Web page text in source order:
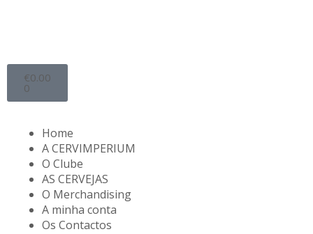
€0.00
0
Home
A CERVIMPERIUM
O Clube
AS CERVEJAS
O Merchandising
A minha conta
Os Contactos